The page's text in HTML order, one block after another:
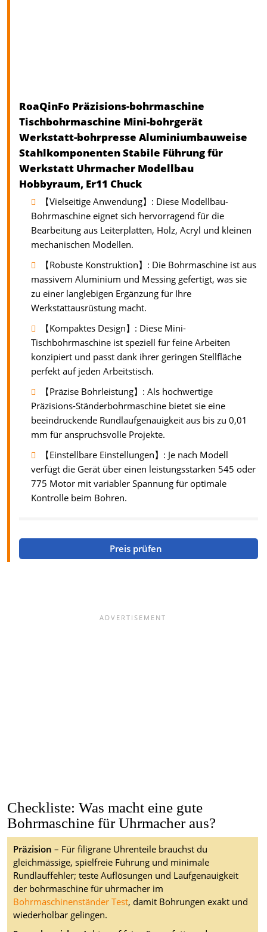
RoaQinFo Präzisions-bohrmaschine
Tischbohrmaschine Mini-bohrgerät
Werkstatt-bohrpresse Aluminiumbauweise
Stahlkomponenten Stabile Führung für
Werkstatt Uhrmacher Modellbau
Hobbyraum, Er11 Chuck
【Vielseitige Anwendung】: Diese Modellbau-
Bohrmaschine eignet sich hervorragend für die
Bearbeitung aus Leiterplatten, Holz, Acryl und kleinen
mechanischen Modellen.
【Robuste Konstruktion】: Die Bohrmaschine ist aus
massivem Aluminium und Messing gefertigt, was sie
zu einer langlebigen Ergänzung für Ihre
Werkstattausrüstung macht.
【Kompaktes Design】: Diese Mini-
Tischbohrmaschine ist speziell für feine Arbeiten
konzipiert und passt dank ihrer geringen Stellfläche
perfekt auf jeden Arbeitstisch.
【Präzise Bohrleistung】: Als hochwertige
Präzisions-Ständerbohrmaschine bietet sie eine
beeindruckende Rundlaufgenauigkeit aus bis zu 0,01
mm für anspruchsvolle Projekte.
【Einstellbare Einstellungen】: Je nach Modell
verfügt die Gerät über einen leistungsstarken 545 oder
775 Motor mit variabler Spannung für optimale
Kontrolle beim Bohren.
Preis prüfen
Checkliste: Was macht eine gute
Bohrmaschine für Uhrmacher aus?
Präzision – Für filigrane Uhrenteile brauchst du
gleichmässige, spielfreie Führung und minimale
Rundlauffehler; teste Auflösungen und Laufgenauigkeit
der bohrmaschine für uhrmacher im
Bohrmaschinenständer Test, damit Bohrungen exakt und
wiederholbar gelingen.